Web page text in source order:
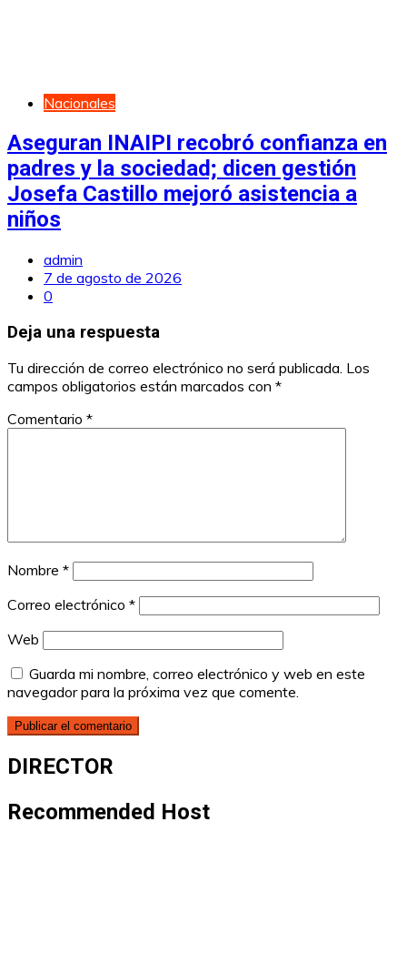
Nacionales
Aseguran INAIPI recobró confianza en
padres y la sociedad; dicen gestión
Josefa Castillo mejoró asistencia a
niños
admin
7 de agosto de 2026
0
Deja una respuesta
Tu dirección de correo electrónico no será publicada. Los
campos obligatorios están marcados con *
Comentario *
Nombre *
Correo electrónico *
Web
Guarda mi nombre, correo electrónico y web en este
navegador para la próxima vez que comente.
DIRECTOR
Recommended Host